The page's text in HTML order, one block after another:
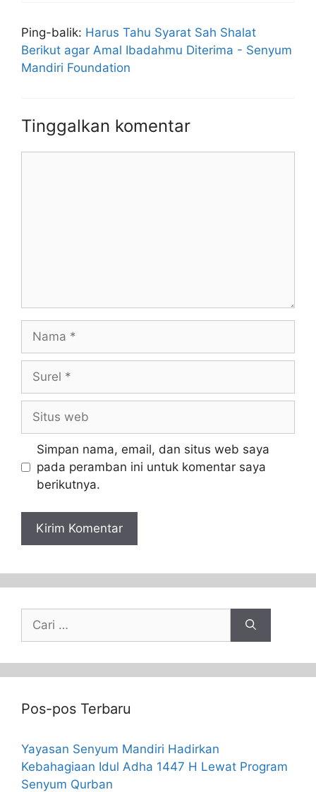
Ping-balik: Harus Tahu Syarat Sah Shalat
Berikut agar Amal Ibadahmu Diterima - Senyum
Mandiri Foundation
Tinggalkan komentar
Simpan nama, email, dan situs web saya
pada peramban ini untuk komentar saya
berikutnya.
Pos-pos Terbaru
Yayasan Senyum Mandiri Hadirkan
Kebahagiaan Idul Adha 1447 H Lewat Program
Senyum Qurban